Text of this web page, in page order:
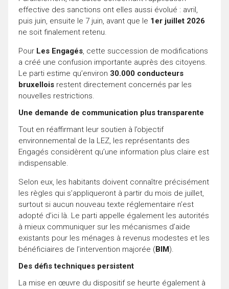
effective des sanctions ont elles aussi évolué : avril,
puis juin, ensuite le 7 juin, avant que le 1er juillet 2026
ne soit finalement retenu.
Pour Les Engagés, cette succession de modifications
a créé une confusion importante auprès des citoyens.
Le parti estime qu’environ 30.000 conducteurs
bruxellois restent directement concernés par les
nouvelles restrictions.
Une demande de communication plus transparente
Tout en réaffirmant leur soutien à l’objectif
environnemental de la LEZ, les représentants des
Engagés considèrent qu’une information plus claire est
indispensable.
Selon eux, les habitants doivent connaître précisément
les règles qui s’appliqueront à partir du mois de juillet,
surtout si aucun nouveau texte réglementaire n’est
adopté d’ici là. Le parti appelle également les autorités
à mieux communiquer sur les mécanismes d’aide
existants pour les ménages à revenus modestes et les
bénéficiaires de l’intervention majorée (BIM).
Des défis techniques persistent
La mise en œuvre du dispositif se heurte également à